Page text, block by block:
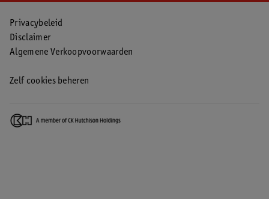
Privacybeleid
Disclaimer
Algemene Verkoopvoorwaarden
Zelf cookies beheren